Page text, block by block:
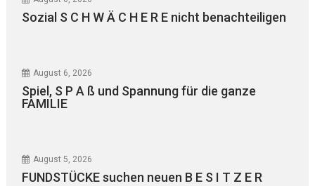
Sozial S C H W Ä C H E R E nicht benachteiligen
August 6, 2026
Spiel, S P A ß und Spannung für die ganze
FAMILIE
August 5, 2026
FUNDSTÜCKE suchen neuen B E S I T Z E R